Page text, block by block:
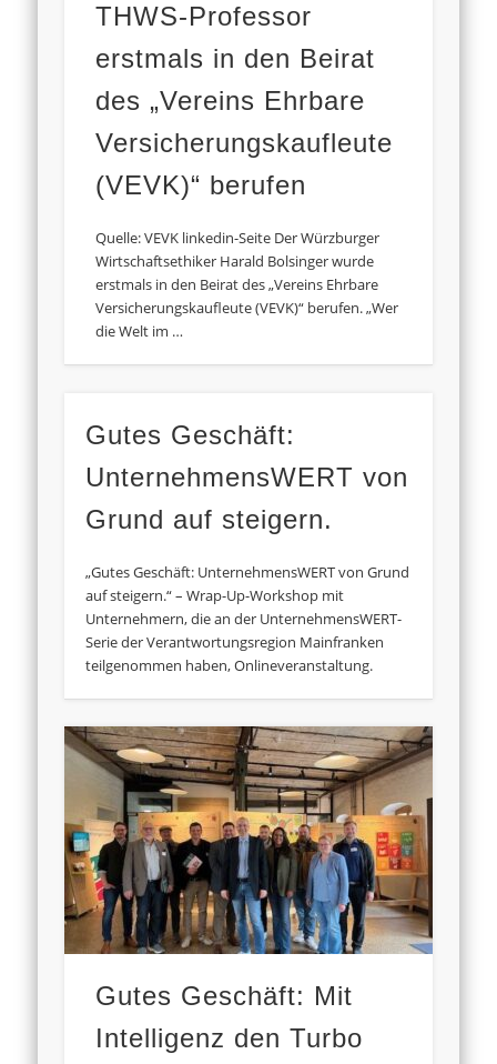
THWS-Professor
erstmals in den Beirat
des „Vereins Ehrbare
Versicherungskaufleute
(VEVK)“ berufen
Quelle: VEVK linkedin-Seite Der Würzburger
Wirtschaftsethiker Harald Bolsinger wurde
erstmals in den Beirat des „Vereins Ehrbare
Versicherungskaufleute (VEVK)“ berufen. „Wer
die Welt im …
Gutes Geschäft:
UnternehmensWERT von
Grund auf steigern.
„Gutes Geschäft: UnternehmensWERT von Grund
auf steigern.“ – Wrap-Up-Workshop mit
Unternehmern, die an der UnternehmensWERT-
Serie der Verantwortungsregion Mainfranken
teilgenommen haben, Onlineveranstaltung.
Gutes Geschäft: Mit
Intelligenz den Turbo